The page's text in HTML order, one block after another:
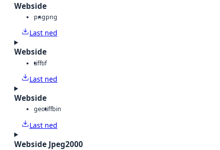
Webside
pngpng
Last ned
Webside
tifftif
Last ned
Webside
geotiffbin
Last ned
Webside Jpeg2000